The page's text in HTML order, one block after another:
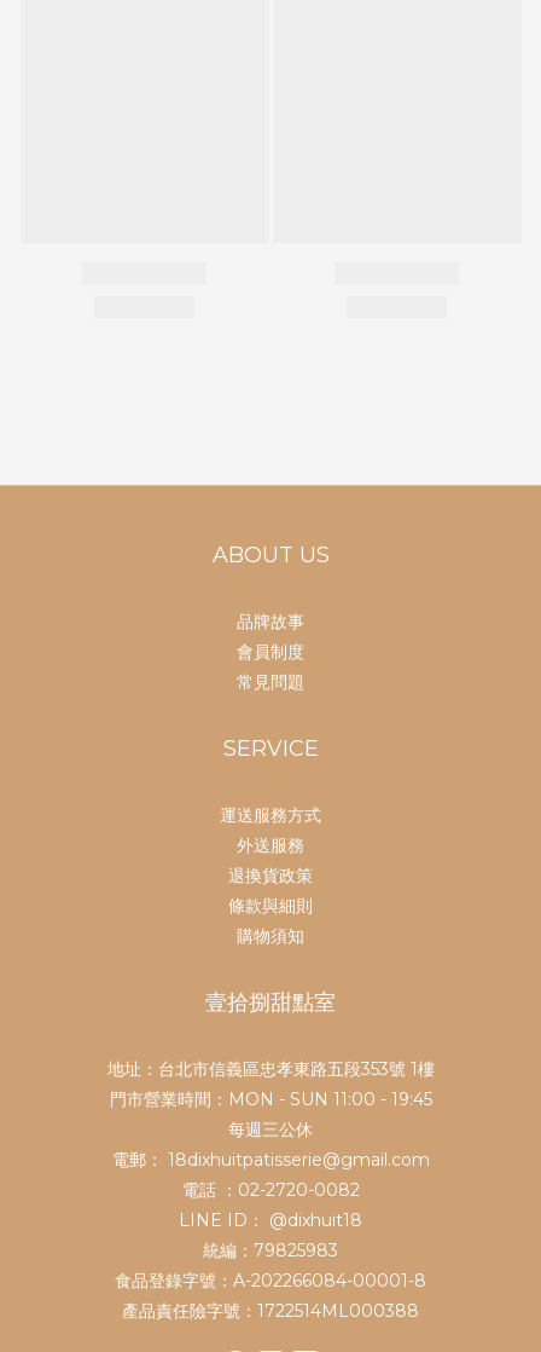
ABOUT US
品牌故事
會員制度
常見問題
SERVICE
運送服務方式
外送服務
退換貨政策
條款與細則
購物須知
壹拾捌甜點室
地址：台北市信義區忠孝東路五段353號 1樓
門市營業時間：MON - SUN 11:00 - 19:45
每週三公休
電郵： 18dixhuitpatisserie@gmail.com
電話 ：02-2720-0082
LINE ID：
@dixhuit18
統編：79825983
食品登錄字號：A-202266084-00001-8
產品責任險字號：1722514ML000388